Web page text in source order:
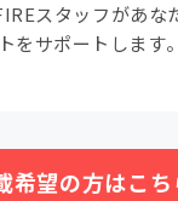
スタッフがあな
をサポートします。
希望の方はこち